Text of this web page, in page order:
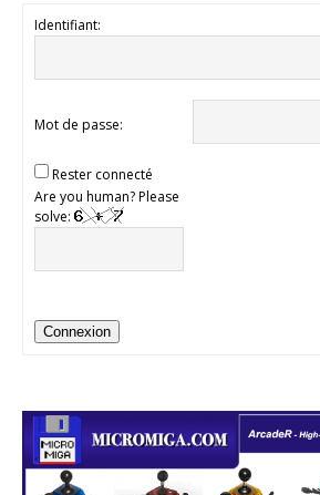
Identifiant:
Mot de passe:
Rester connecté
Are you human? Please
solve:
Connexion